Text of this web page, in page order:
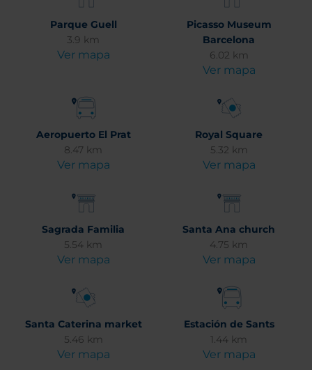
Parque Guell
3.9 km
Ver mapa
Picasso Museum
Barcelona
6.02 km
Ver mapa
Aeropuerto El Prat
8.47 km
Ver mapa
Royal Square
5.32 km
Ver mapa
Sagrada Familia
5.54 km
Ver mapa
Santa Ana church
4.75 km
Ver mapa
Santa Caterina market
5.46 km
Ver mapa
Estación de Sants
1.44 km
Ver mapa